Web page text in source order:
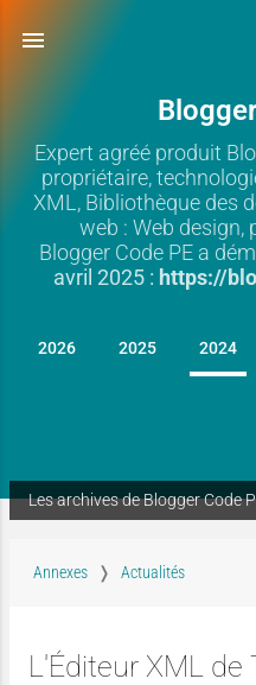
Expert agréé produit
propriétaire,
XML, Bibliothèque des
web : Web design,
Blogger Code PE a
avril 2025 : https://
2026 2025 2024
Les archives de Blogger Code
Annexes Actualités
L'Éditeur XML de